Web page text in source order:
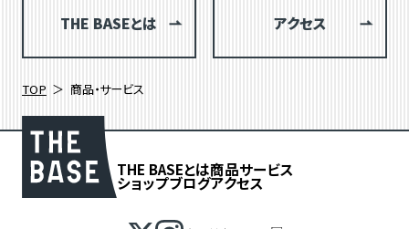
THE BASEとは アクセス
TOP 商品・サービス
THE BASEとは商品サービス
ショップブログアクセス